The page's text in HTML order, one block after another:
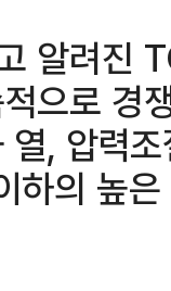
알려진
으로 경
, 압력
의 높은